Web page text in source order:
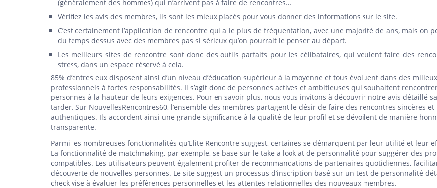
(généralement des hommes) qui n’arrivent pas à faire de rencontres…
Vérifiez les avis des membres, ils sont les mieux placés pour vous donner des informations sur le site.
C’est certainement l’application de rencontre qui a le plus de fréquentation, avec une majorité de ans, mais on
du temps dessus avec des membres pas si sérieux qu’on pourrait le penser au départ.
Les meilleurs sites de rencontre sont donc des outils parfaits pour les célibataires, qui veulent faire des
stress, dans un espace réservé à cela.
85% d’entres eux disposent ainsi d’un niveau d’éducation supérieur à la moyenne et tous évoluent dans des milieux
professionnels à fortes responsabilités. Il s’agit donc de personnes actives et ambitieuses qui souhaitent
personnes à la hauteur de leurs exigences. Pour en savoir plus, nous vous invitons à découvrir notre avis détaillé
tarder. Sur NouvellesRencontres60, l’ensemble des membres partagent le désir de faire des rencontres sincères et
authentiques. Ils accordent ainsi une grande significance à la qualité de leur profil et se dévoilent de manière
transparente.
Parmi les nombreuses fonctionnalités qu’Elite Rencontre suggest, certaines se démarquent par leur utilité et leur
La fonctionnalité de matchmaking, par exemple, se base sur le take a look at de personnalité pour suggérer des
compatibles. Les utilisateurs peuvent également profiter de recommandations de partenaires quotidiennes,
découverte de nouvelles personnes. Le site suggest un processus d’inscription basé sur un test de personnalité
check vise à évaluer les préférences personnelles et les attentes relationnelles des nouveaux membres.